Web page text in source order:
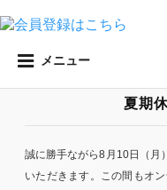
メニュー
夏期
誠に勝手ながら8月10日（月
いただきます。この間もオ